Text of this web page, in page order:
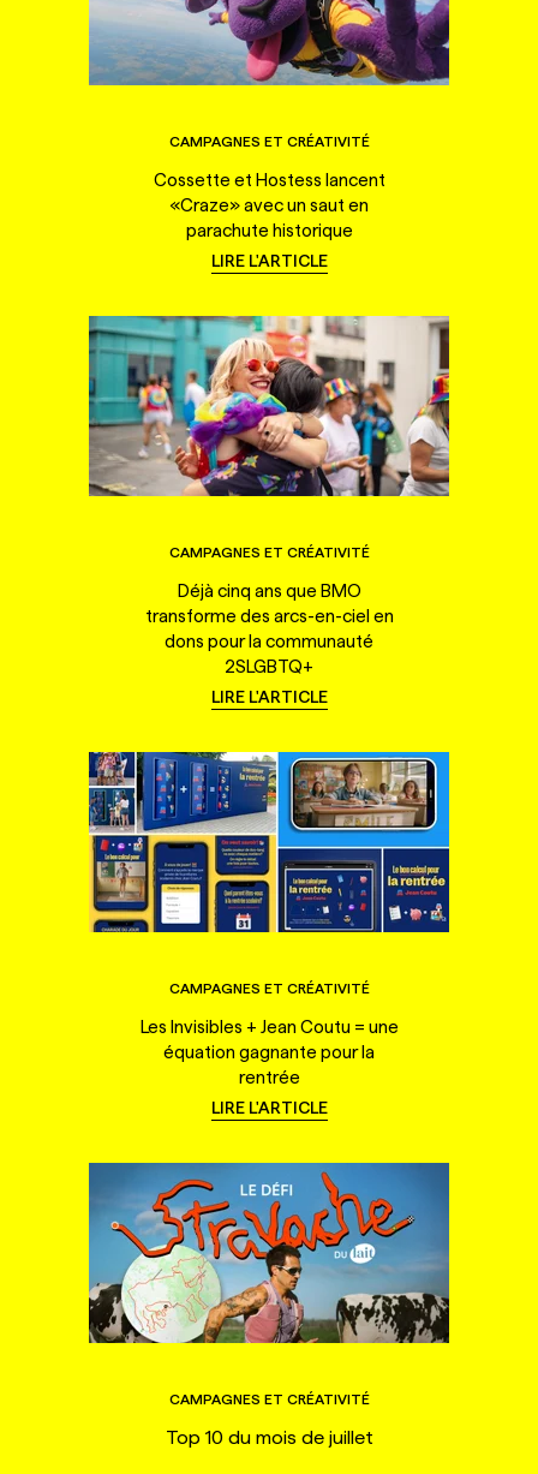
CAMPAGNES ET CRÉATIVITÉ
Cossette et Hostess lancent
«Craze» avec un saut en
parachute historique
LIRE L'ARTICLE
CAMPAGNES ET CRÉATIVITÉ
Déjà cinq ans que BMO
transforme des arcs-en-ciel en
dons pour la communauté
2SLGBTQ+
LIRE L'ARTICLE
CAMPAGNES ET CRÉATIVITÉ
Les Invisibles + Jean Coutu = une
équation gagnante pour la
rentrée
LIRE L'ARTICLE
CAMPAGNES ET CRÉATIVITÉ
Top 10 du mois de juillet